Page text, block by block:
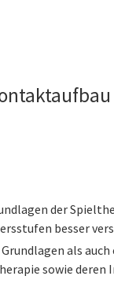
der
besser
als
sowie